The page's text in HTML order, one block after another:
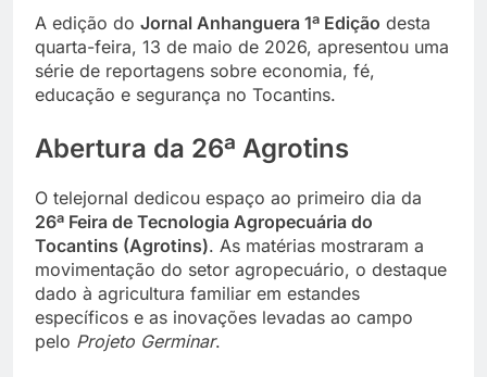
A edição do Jornal Anhanguera 1ª Edição desta
quarta-feira, 13 de maio de 2026, apresentou uma
série de reportagens sobre economia, fé,
educação e segurança no Tocantins.
Abertura da 26ª Agrotins
O telejornal dedicou espaço ao primeiro dia da
26ª Feira de Tecnologia Agropecuária do
Tocantins (Agrotins). As matérias mostraram a
movimentação do setor agropecuário, o destaque
dado à agricultura familiar em estandes
específicos e as inovações levadas ao campo
pelo Projeto Germinar.